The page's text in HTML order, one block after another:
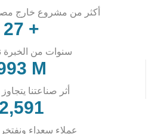
أكثر من مشروع خارج
30 +
سنوات من الخبرة
M
أثر صناعتنا يتجاوز
2,930
عملاء سعداء